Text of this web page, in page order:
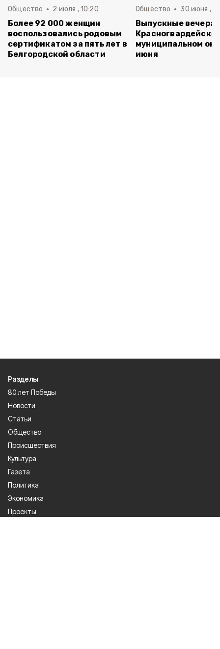
Общество 2 июля , 10:20
Более 92 000 женщин
воспользовались родовым
сертификатом за пять лет в
Белгородской области
Общество 30 июня ,
Выпускные вечера
муниципальном
июня
Разделы
80 лет Победы
Новости
Статьи
Общество
Происшествия
Культура
Газета
Политика
Экономика
Проекты